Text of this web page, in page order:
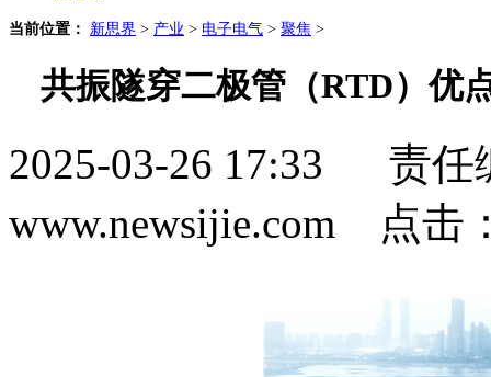
当前位置： 新思界 > 产业 > 电子电气 > 聚焦 >
共振隧穿二极管（RTD）优
2025-03-26 17:33 责
www.newsijie.com 点击